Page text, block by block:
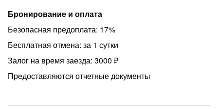
ИНФРАСТРУКТУРА:
Район имеет развитую инфраструктуру - школы,
детские сады и поликлиники, в пешей доступности
расположен крупный торгово-развлекательный центр
EUROPOLIS. Комплекс окружают пять парков, путь до
которых занимает от 2 до 5 минут.
Бронирование и оплата
Безопасная предоплата: 17%
Бесплатная отмена: за 1 сутки
Залог на время заезда: 3000 ₽
Предоставляются отчетные документы